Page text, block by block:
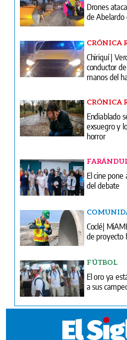
Drones
de Abelardo
CRÓNICA
Chiriquí |
conductor
manos del
CRÓNICA
Endiablado
exsuegro y
horror
El cine
del debate
Coclé|
de proyecto
FÚTBOL
El oro ya
a sus